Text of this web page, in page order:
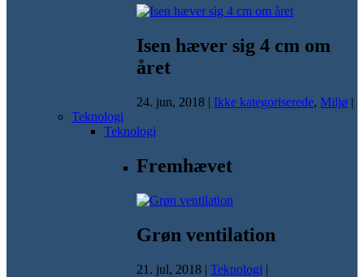
Isen hæver sig 4 cm om
året
24. jun, 2018 | Ikke kategoriserede, Miljø |
Teknologi
Teknologi
Fremhævet
Grøn ventilation
21. jul, 2018 | Teknologi |